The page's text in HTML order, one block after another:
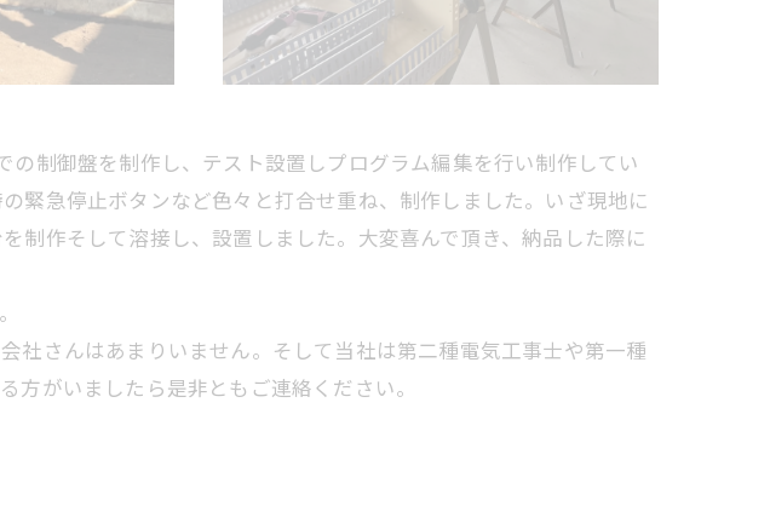
制御盤を制作し、テスト設置しプログラム編集を行い制作してい
緊急停止ボタンなど色々と打合せ重ね、制作しました。いざ現地に
制作そして溶接し、設置しました。大変喜んで頂き、納品した際に
社さんはあまりいません。そして当社は第二種電気工事士や第一種
がいましたら是非ともご連絡ください。